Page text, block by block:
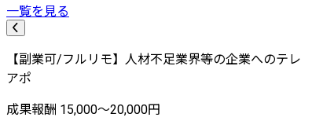
一覧を見る
【副業可/フルリモ】人材不足業界等の企業へのテレ
アポ
成果報酬 15,000〜20,000円